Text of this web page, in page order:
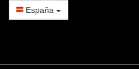
España